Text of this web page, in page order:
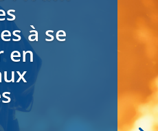
à se
en